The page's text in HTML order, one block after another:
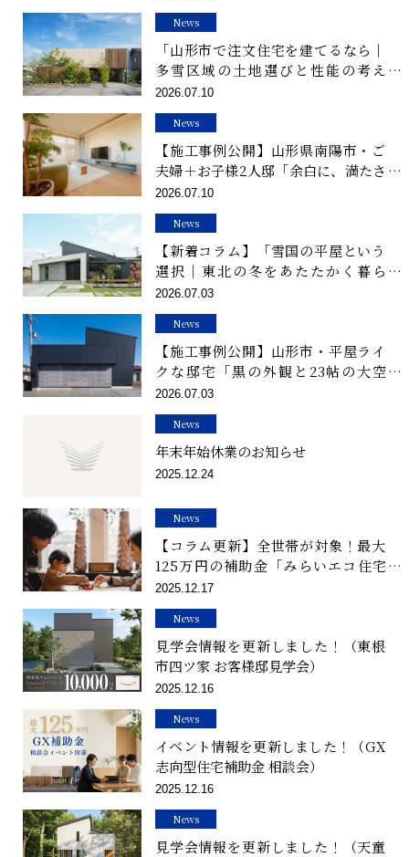
News
「山形市で注文住宅を建てるなら｜
多雪区域の土地選びと性能の考え
方」を公開しました
2026.07.10
News
【施工事例公開】山形県南陽市・ご
夫婦＋お子様2人邸「余白に、満たさ
れる家」を公開しました
2026.07.10
News
【新着コラム】「雪国の平屋という
選択｜東北の冬をあたたかく暮ら
す、後悔しない設計の話」を公開し
ました
2026.07.03
News
【施工事例公開】山形市・平屋ライ
クな邸宅「黒の外観と23帖の大空
間」を公開しました。
2026.07.03
News
年末年始休業のお知らせ
2025.12.24
News
【コラム更新】全世帯が対象！最大
125万円の補助金「みらいエコ住宅
2026（GX型）」の賢い活用法を解
説しました
2025.12.17
News
見学会情報を更新しました！（東根
市四ツ家 お客様邸見学会）
2025.12.16
News
イベント情報を更新しました！（GX
志向型住宅補助金 相談会）
2025.12.16
News
見学会情報を更新しました！（天童